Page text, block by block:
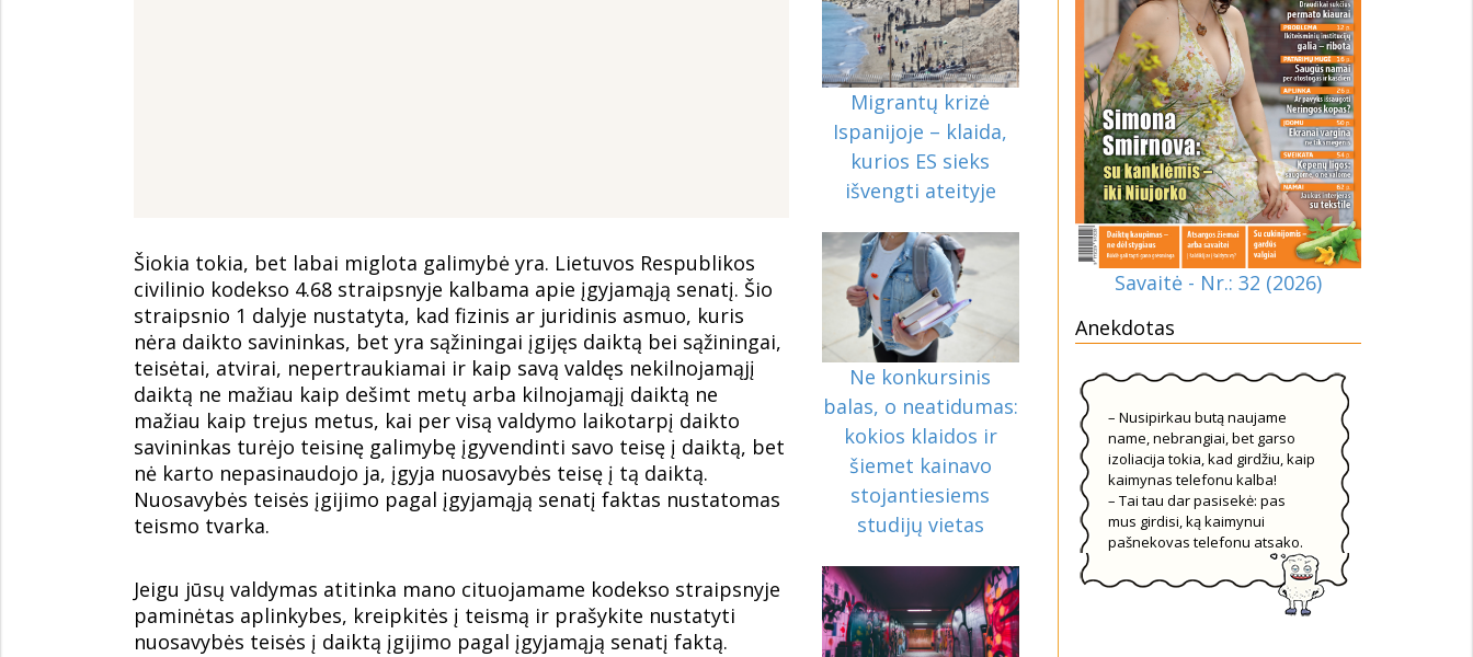
Šiokia tokia, bet labai miglota galimybė yra. Lietuvos Respublikos
civilinio kodekso 4.68 straipsnyje kalbama apie įgyjamąją senatį. Šio
straipsnio 1 dalyje nustatyta, kad fizinis ar juridinis asmuo, kuris
nėra daikto savininkas, bet yra sąžiningai įgijęs daiktą bei sąžiningai,
teisėtai, atvirai, nepertraukiamai ir kaip savą valdęs nekilnojamąjį
daiktą ne mažiau kaip dešimt metų arba kilnojamąjį daiktą ne
mažiau kaip trejus metus, kai per visą valdymo laikotarpį daikto
savininkas turėjo teisinę galimybę įgyvendinti savo teisę į daiktą, bet
nė karto nepasinaudojo ja, įgyja nuosavybės teisę į tą daiktą.
Nuosavybės teisės įgijimo pagal įgyjamąją senatį faktas nustatomas
teismo tvarka.
Jeigu jūsų valdymas atitinka mano cituojamame kodekso straipsnyje
paminėtas aplinkybes, kreipkitės į teismą ir prašykite nustatyti
nuosavybės teisės į daiktą įgijimo pagal įgyjamąją senatį faktą.
Migrantų krizė
Ispanijoje – klaida,
kurios ES sieks
išvengti ateityje
Ne konkursinis
balas, o neatidumas:
kokios klaidos ir
šiemet kainavo
stojantiesiems
studijų vietas
Savaitė - Nr.: 32 (2026)
Anekdotas
– Nusipirkau butą naujame
name, nebrangiai, bet garso
izoliacija tokia, kad girdžiu, kaip
kaimynas telefonu kalba!
– Tai tau dar pasisekė: pas
mus girdisi, ką kaimynui
pašnekovas telefonu atsako.